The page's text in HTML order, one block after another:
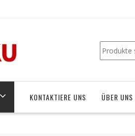
KONTAKTIERE UNS ÜBER UNS